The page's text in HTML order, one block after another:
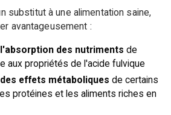
substitut à une alimentation saine,
avantageusement :
des nutriments de
aux propriétés de l'acide fulvique
effets métaboliques de certains
protéines et les aliments riches en